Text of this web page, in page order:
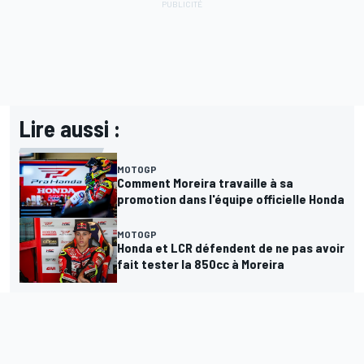
Lire aussi :
MOTOGP
Comment Moreira travaille à sa
promotion dans l'équipe officielle Honda
MOTOGP
Honda et LCR défendent de ne pas avoir
fait tester la 850cc à Moreira